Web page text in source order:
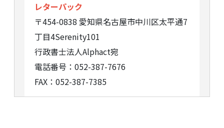
レターパック
〒454-0838 愛知県名古屋市中川区太平通7
丁目4Serenity101
行政書士法人Alphact宛
電話番号：052-387-7676
FAX：052-387-7385